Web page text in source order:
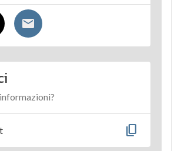
content_copy